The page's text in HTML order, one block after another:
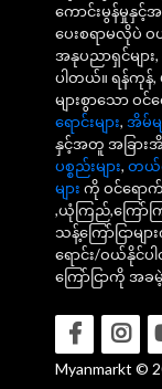
ကောင်းမွန်မှုနှင့်အ
ပေးစရာမလိုပဲ ဝ
အနုပညာရှင်များ,
ပါတယ်။ ရန်ကုန်,
များစွာသော
ရောင်းများ, အိမ်မ
နှင့်အတူ အခြားအိ
ပစ္စည်းများ, တယ်လီ
များ ကို ဝင်ရော
,ယုံကြည်,ကြော်က
သန့်ကြော်ငြာမျ
ရောင်း/ဝယ်နိုင်
ကြော်ငြာကို အခ
Myanmarkt ©